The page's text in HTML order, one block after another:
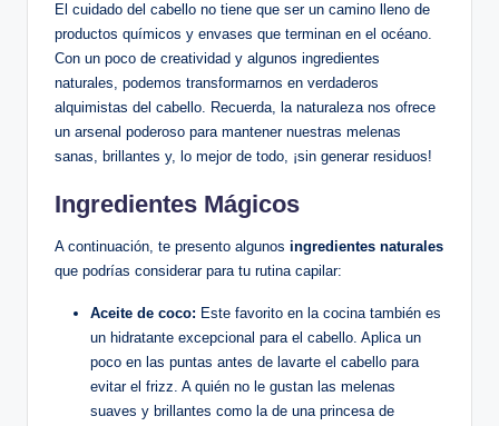
El cuidado del cabello no tiene que ser un camino lleno de
productos químicos y envases que terminan en el océano.
Con un poco de creatividad y algunos ingredientes
naturales, podemos transformarnos en verdaderos
alquimistas del cabello. Recuerda, la naturaleza nos ofrece
un arsenal poderoso para mantener nuestras melenas
sanas, brillantes y, lo mejor de todo, ¡sin generar residuos!
Ingredientes Mágicos
A continuación, te presento algunos ingredientes naturales
que podrías considerar para tu rutina capilar:
Aceite de coco: Este favorito en la cocina también es
un hidratante excepcional para el cabello. Aplica un
poco en las puntas antes de lavarte el cabello para
evitar el frizz. A quién no le gustan las melenas
suaves y brillantes como la de una princesa de